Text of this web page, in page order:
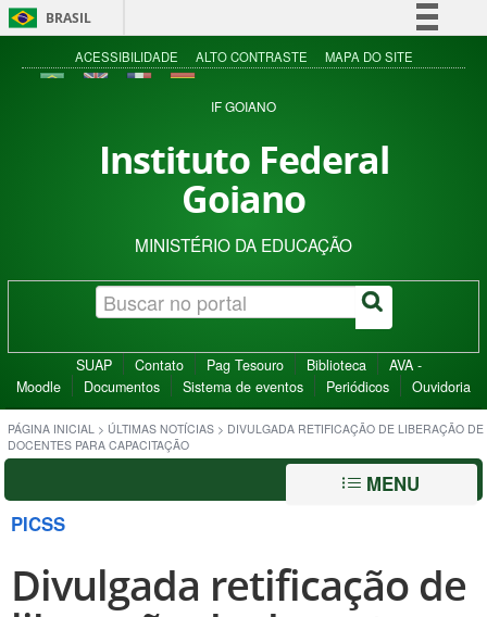
BRASIL
Simplifique!
Acesso à informação
ACESSIBILIDADE ALTO CONTRASTE MAPA DO SITE
IF GOIANO
Instituto Federal
Goiano
MINISTÉRIO DA EDUCAÇÃO
SUAP Contato Pag Tesouro Biblioteca
AVA -
Moodle
Documentos Sistema de eventos Periódicos Ouvidoria
PÁGINA INICIAL > ÚLTIMAS NOTÍCIAS > DIVULGADA RETIFICAÇÃO DE LIBERAÇÃO DE
DOCENTES PARA CAPACITAÇÃO
MENU
PICSS
Divulgada retificação de